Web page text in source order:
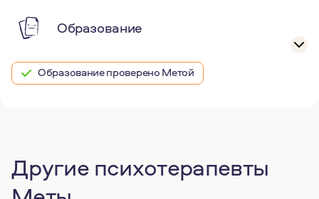
Образование
Образование проверено Метой
Другие психотерапевты